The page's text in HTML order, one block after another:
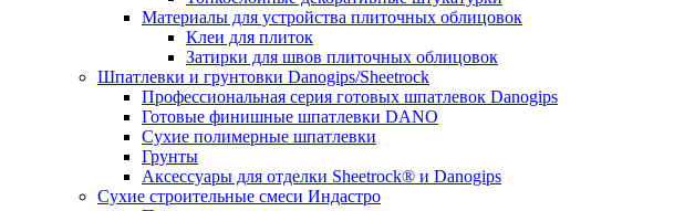
Материалы для устройства плиточных облицовок
Клеи для плиток
Затирки для швов плиточных облицовок
Шпатлевки и грунтовки Danogips/Sheetrock
Профессиональная серия готовых шпатлевок Danogips
Готовые финишные шпатлевки DANO
Сухие полимерные шпатлевки
Грунты
Аксессуары для отделки Sheetrock® и Danogips
Сухие строительные смеси Индастро